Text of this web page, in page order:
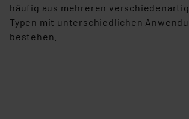
häufig aus mehreren
Typen mit unterschiedlichen
bestehen.